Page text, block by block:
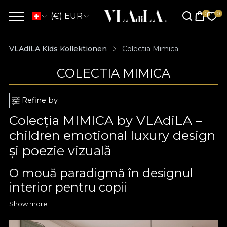
(€) EUR
VLAdiLA Kids Kollektionen Colectia Mimica
COLECTIA MIMICA
Refine by
Colecția MIMICA by VLAdiLA –
children emotional luxury design
și poezie vizuală
O mouă paradigmă în designul
interior pentru copii
ColecțiaMIMICA by VLAdiLA
Show more